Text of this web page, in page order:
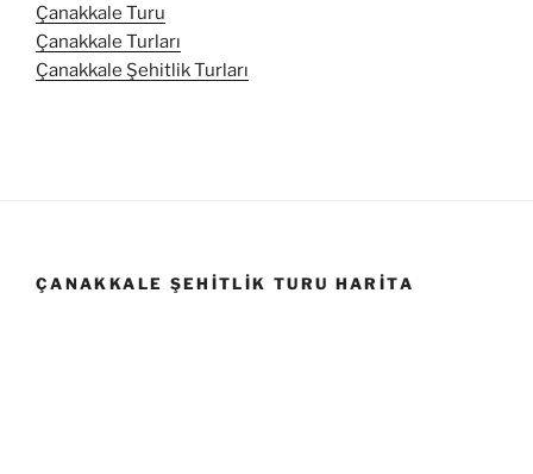
Çanakkale Turu
Çanakkale Turları
Çanakkale Şehitlik Turları
ÇANAKKALE ŞEHITLIK TURU HARITA